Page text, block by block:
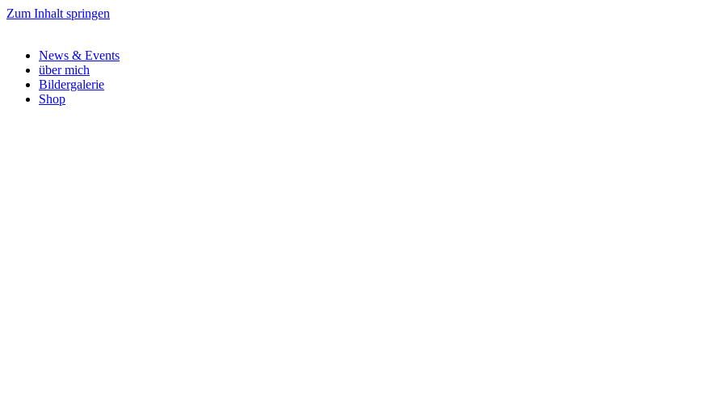
Zum Inhalt springen
News & Events
über mich
Bildergalerie
Shop